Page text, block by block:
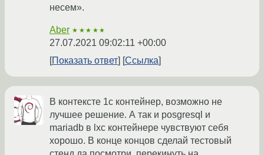
несем».
Aber ★★★★★
27.07.2021 09:02:11 +00:00
Показать ответ
Ссылка
В контексте 1с контейнер, возможно не
лучшее решение. А так и posgresql и
mariadb в lxc контейнере чувствуют себя
хорошо. В конце концов сделай тестовый